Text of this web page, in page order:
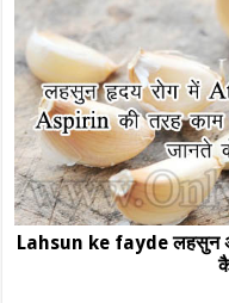
Lahsun ke fayde लहसुन